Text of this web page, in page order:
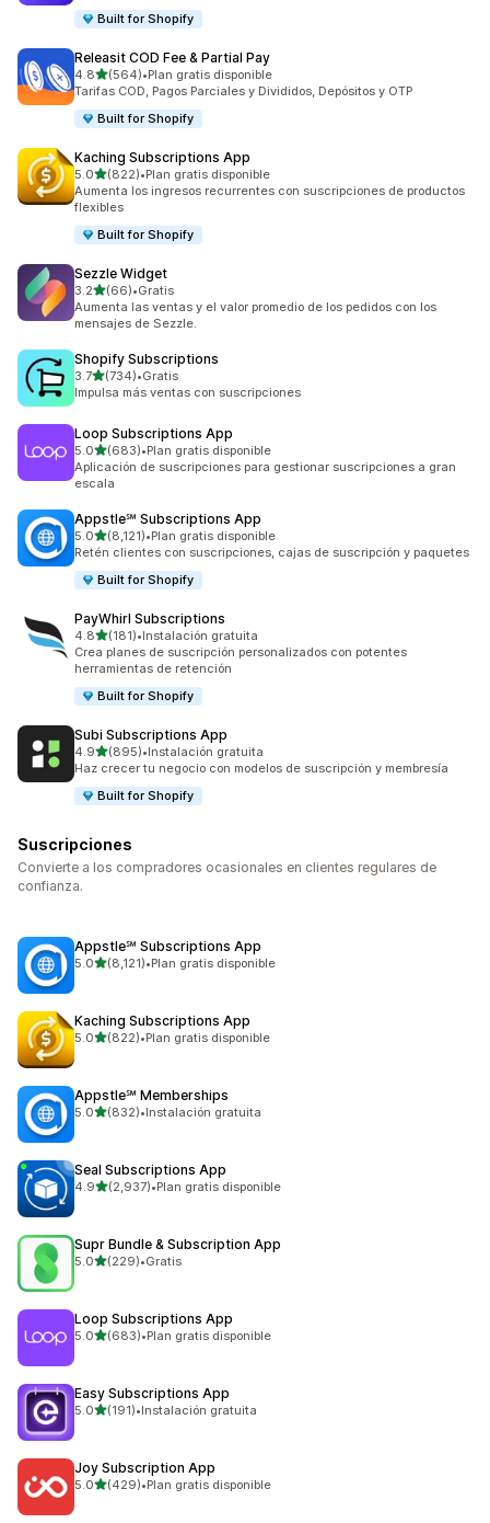
Built for Shopify
Releasit COD Fee & Partial Pay
4.8de 5 estrellas
(564)
564 reseñas en total
•Plan gratis disponible
Tarifas COD, Pagos Parciales y Divididos, Depósitos y OTP
Built for Shopify
Kaching Subscriptions App
5.0de 5 estrellas
(822)
822 reseñas en total
•Plan gratis disponible
Aumenta los ingresos recurrentes con suscripciones de productos
flexibles
Built for Shopify
Sezzle Widget
3.2de 5 estrellas
(66)
66 reseñas en total
•Gratis
Aumenta las ventas y el valor promedio de los pedidos con los
mensajes de Sezzle.
Shopify Subscriptions
3.7de 5 estrellas
(734)
734 reseñas en total
•Gratis
Impulsa más ventas con suscripciones
Loop Subscriptions App
5.0de 5 estrellas
(683)
683 reseñas en total
•Plan gratis disponible
Aplicación de suscripciones para gestionar suscripciones a gran
escala
Appstle℠ Subscriptions App
5.0de 5 estrellas
(8,121)
8121 reseñas en total
•Plan gratis disponible
Retén clientes con suscripciones, cajas de suscripción y paquetes
Built for Shopify
PayWhirl Subscriptions
4.8de 5 estrellas
(181)
181 reseñas en total
•Instalación gratuita
Crea planes de suscripción personalizados con potentes
herramientas de retención
Built for Shopify
Subi Subscriptions App
4.9de 5 estrellas
(895)
895 reseñas en total
•Instalación gratuita
Haz crecer tu negocio con modelos de suscripción y membresía
Built for Shopify
Suscripciones
Convierte a los compradores ocasionales en clientes regulares de
confianza.
Appstle℠ Subscriptions App
5.0de 5 estrellas
(8,121)
8121 reseñas en total
•Plan gratis disponible
Kaching Subscriptions App
5.0de 5 estrellas
(822)
822 reseñas en total
•Plan gratis disponible
Appstle℠ Memberships
5.0de 5 estrellas
(832)
832 reseñas en total
•Instalación gratuita
Seal Subscriptions App
4.9de 5 estrellas
(2,937)
2937 reseñas en total
•Plan gratis disponible
Supr Bundle & Subscription App
5.0de 5 estrellas
(229)
229 reseñas en total
•Gratis
Loop Subscriptions App
5.0de 5 estrellas
(683)
683 reseñas en total
•Plan gratis disponible
Easy Subscriptions App
5.0de 5 estrellas
(191)
191 reseñas en total
•Instalación gratuita
Joy Subscription App
5.0de 5 estrellas
(429)
429 reseñas en total
•Plan gratis disponible